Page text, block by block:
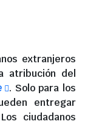
extranjeros
atribución del
. Solo para los
entregar
ciudadanos